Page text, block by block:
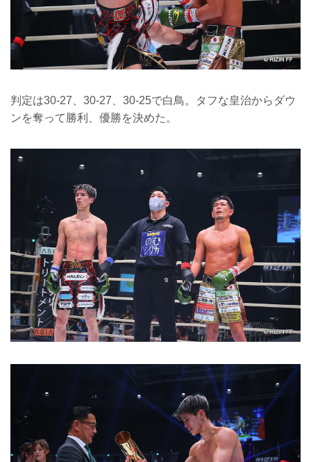
判定は30-27、30-27、30-25で白鳥。タフな皇治からダウ
ンを奪って勝利、優勝を決めた。